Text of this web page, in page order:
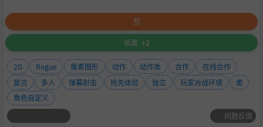
赞
收藏 +2
2D Rogue 像素图形 动作 动作类 合作
在线合作
复古
多人 弹幕射击 抢先体验 独立 玩家对战环境
类
角色自定义
问题反馈